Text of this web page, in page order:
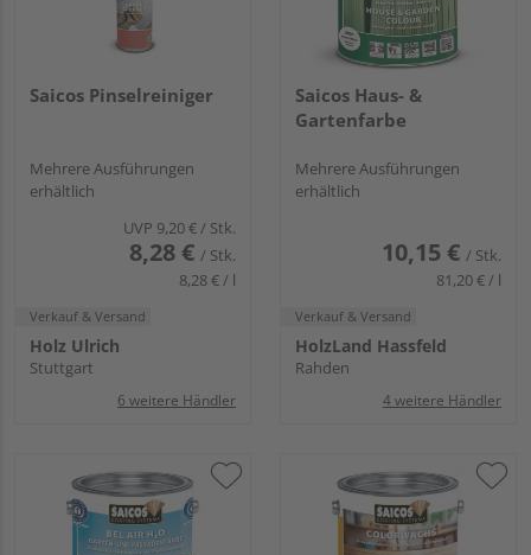
Saicos Pinselreiniger
Mehrere Ausführungen
erhältlich
UVP 9,20 €/ Stk.
8,28 € / Stk.
8,28 € / l
Verkauf & Versand
Holz Ulrich
Stuttgart
6 weitere Händler
Saicos Haus- &
Gartenfarbe
Mehrere Ausführungen
erhältlich
10,15 € / Stk.
81,20 € / l
Verkauf & Versand
HolzLand Hassfeld
Rahden
4 weitere Händler